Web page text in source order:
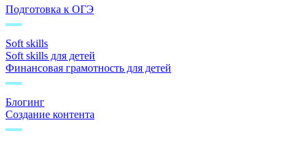
Подготовка к ОГЭ
Soft skills
Soft skills для детей
Финансовая грамотность для детей
Блогинг
Создание контента